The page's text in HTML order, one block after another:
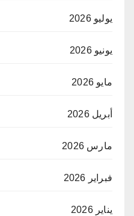
يوليو 2026
يونيو 2026
مايو 2026
أبريل 2026
مارس 2026
فبراير 2026
يناير 2026